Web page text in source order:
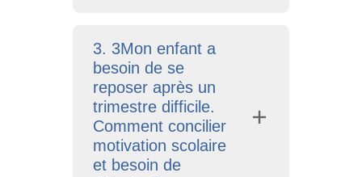
3. 3Mon enfant a
besoin de se
reposer après un
trimestre difficile.
Comment concilier
motivation scolaire
et besoin de